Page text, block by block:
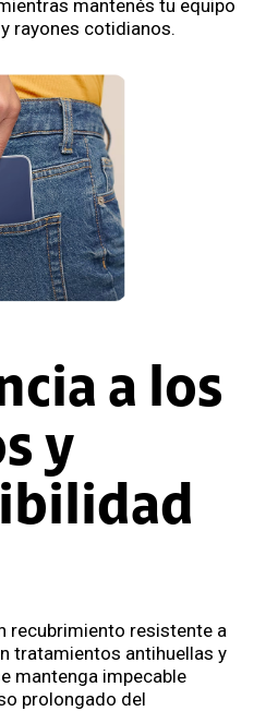
mantenés tu equipo
rayones cotidianos.
a los
y
recubrimiento resistente a
tratamientos antihuellas y
mantenga impecable
prolongado del